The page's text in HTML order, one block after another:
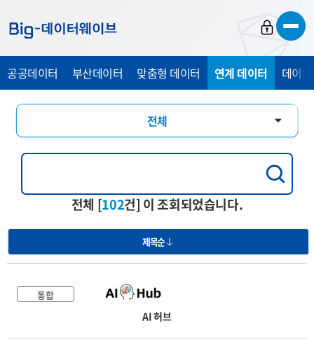
가
가
가
공공데이터 부산데이터 맞춤형 데이터 연계 데이터 데이
전체
통합
관광복지
의료건강
교통물류
전체 [102건] 이 조회되었습니다.
제목순
통합
AI 허브